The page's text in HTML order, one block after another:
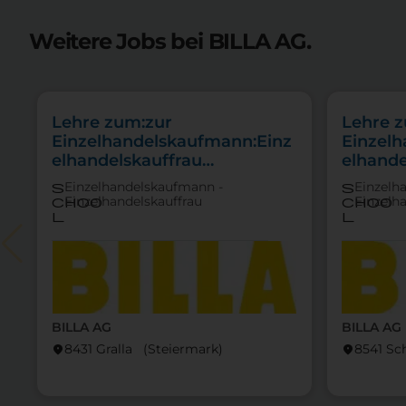
Weitere Jobs bei BILLA AG.
BILLA AG
location_on8431 Gralla (Steier­mark)
Lehre zum:zur
Einzelhandelskaufmann:Einz
elhandelskauffrau
Schwerpunkt
Feinkostfachverkauf
s
choo
l
Einzelhandelskaufmann -
Einzelhandelskauffrau
BILLA AG
location_on8541
Lehre
s
choo
l